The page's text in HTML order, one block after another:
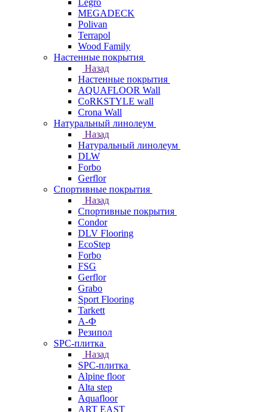
Legro
MEGADECK
Polivan
Terrapol
Wood Family
Настенные покрытия
Назад
Настенные покрытия
AQUAFLOOR Wall
CoRKSTYLE wall
Crona Wall
Натуральный линолеум
Назад
Натуральный линолеум
DLW
Forbo
Gerflor
Спортивные покрытия
Назад
Спортивные покрытия
Condor
DLV Flooring
EcoStep
Forbo
FSG
Gerflor
Grabo
Sport Flooring
Tarkett
А-Ф
Резипол
SPC-плитка
Назад
SPC-плитка
Alpine floor
Alta step
Aquafloor
ART EAST